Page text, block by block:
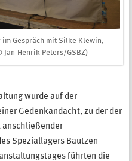
Gespräch mit Silke Klewin,
Henrik Peters/GSBZ)
wurde auf der
Gedenkandacht, zu der der
anschließender
Speziallagers Bautzen
führten die